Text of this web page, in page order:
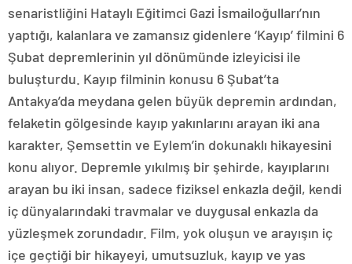
senaristliğini Hataylı Eğitimci Gazi İsmailoğulları’nın
yaptığı, kalanlara ve zamansız gidenlere ‘Kayıp’ filmini 6
Şubat depremlerinin yıl dönümünde izleyicisi ile
buluşturdu. Kayıp filminin konusu 6 Şubat’ta
Antakya’da meydana gelen büyük depremin ardından,
felaketin gölgesinde kayıp yakınlarını arayan iki ana
karakter, Şemsettin ve Eylem’in dokunaklı hikayesini
konu alıyor. Depremle yıkılmış bir şehirde, kayıplarını
arayan bu iki insan, sadece fiziksel enkazla değil, kendi
iç dünyalarındaki travmalar ve duygusal enkazla da
yüzleşmek zorundadır. Film, yok oluşun ve arayışın iç
içe geçtiği bir hikayeyi, umutsuzluk, kayıp ve yas